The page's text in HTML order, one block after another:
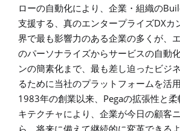
ローの自動化により、企業・組織の
支援する、真のエンタープライズDXカ
界で最も影響力のある企業の多くが、
のパーソナライズからサービスの自動
ンの簡素化まで、最も差し迫ったビジ
るために当社のプラットフォームを活
1983年の創業以来、 Pegaの拡張性と
キテクチャにより、企業が今日の顧客